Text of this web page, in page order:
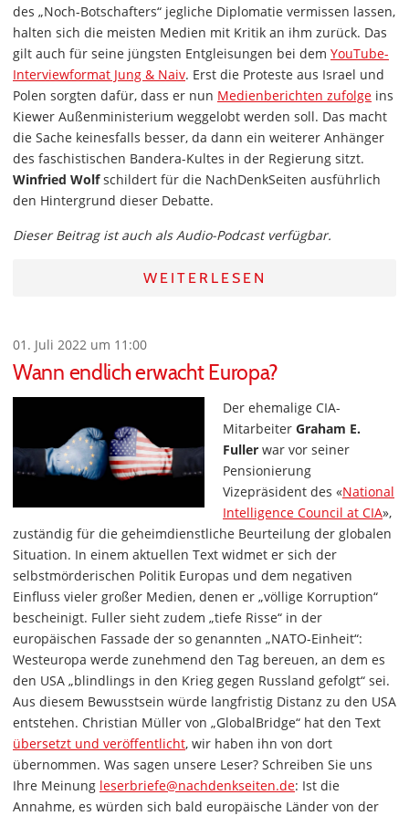
des „Noch-Botschafters“ jegliche Diplomatie vermissen lassen,
halten sich die meisten Medien mit Kritik an ihm zurück. Das
gilt auch für seine jüngsten Entgleisungen bei dem YouTube-
Interviewformat Jung & Naiv. Erst die Proteste aus Israel und
Polen sorgten dafür, dass er nun Medienberichten zufolge ins
Kiewer Außenministerium weggelobt werden soll. Das macht
die Sache keinesfalls besser, da dann ein weiterer Anhänger
des faschistischen Bandera-Kultes in der Regierung sitzt.
Winfried Wolfschildert für die NachDenkSeiten ausführlich
den Hintergrund dieser Debatte.
Dieser Beitrag ist auch als Audio-Podcast verfügbar.
WEITERLESEN
01. Juli 2022 um 11:00
Wann endlich erwacht Europa?
Der ehemalige CIA-
Mitarbeiter Graham E.
Fuller war vor seiner
Pensionierung
Vizepräsident des «National
Intelligence Council at CIA»,
zuständig für die geheimdienstliche Beurteilung der globalen
Situation. In einem aktuellen Text widmet er sich der
selbstmörderischen Politik Europas und dem negativen
Einfluss vieler großer Medien, denen er „völlige Korruption“
bescheinigt. Fuller sieht zudem „tiefe Risse“ in der
europäischen Fassade der so genannten „NATO-Einheit“:
Westeuropa werde zunehmend den Tag bereuen, an dem es
den USA „blindlings in den Krieg gegen Russland gefolgt“ sei.
Aus diesem Bewusstsein würde langfristig Distanz zu den USA
entstehen. Christian Müller von „GlobalBridge“ hat den Text
übersetzt und veröffentlicht, wir haben ihn von dort
übernommen. Was sagen unsere Leser? Schreiben Sie uns
Ihre Meinung leserbriefe@nachdenkseiten.de: Ist die
Annahme, es würden sich bald europäische Länder von der